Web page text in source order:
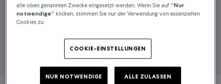
alle oben genannten Zwecke eingesetzt werden. Wenn Sie auf “Nur
notwendige” klicken, stimmen Sie nur der Verwendung von essenziellen
Cookies zu.
COOKIE-EINSTELLUNGEN
NUR NOTWENDIGE ALLE ZULASSEN